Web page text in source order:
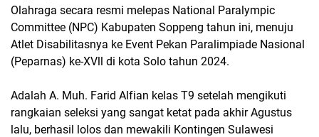
Olahraga secara resmi melepas National Paralympic
Committee (NPC) Kabupaten Soppeng tahun ini, menuju
Atlet Disabilitasnya ke Event Pekan Paralimpiade Nasional
(Peparnas) ke-XVll di kota Solo tahun 2024.
Adalah A. Muh. Farid Alfian kelas T9 setelah mengikuti
rangkaian seleksi yang sangat ketat pada akhir Agustus
lalu, berhasil lolos dan mewakili Kontingen Sulawesi